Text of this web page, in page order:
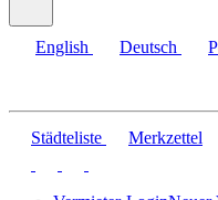
English Deutsch
Städteliste Merkzettel